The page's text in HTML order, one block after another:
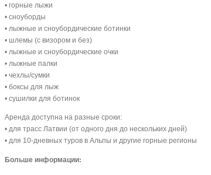
• горные лыжи
• сноуборды
• лыжные и сноубордические ботинки
• шлемы (с визором и без)
• лыжные и сноубордические очки
• лыжные палки
• чехлы/сумки
• боксы для лыж
• сушилки для ботинок
Аренда доступна на разные сроки:
• для трасс Латвии (от одного дня до нескольких дней)
• для 10-дневных туров в Альпы и другие горные регионы
Больше информации: